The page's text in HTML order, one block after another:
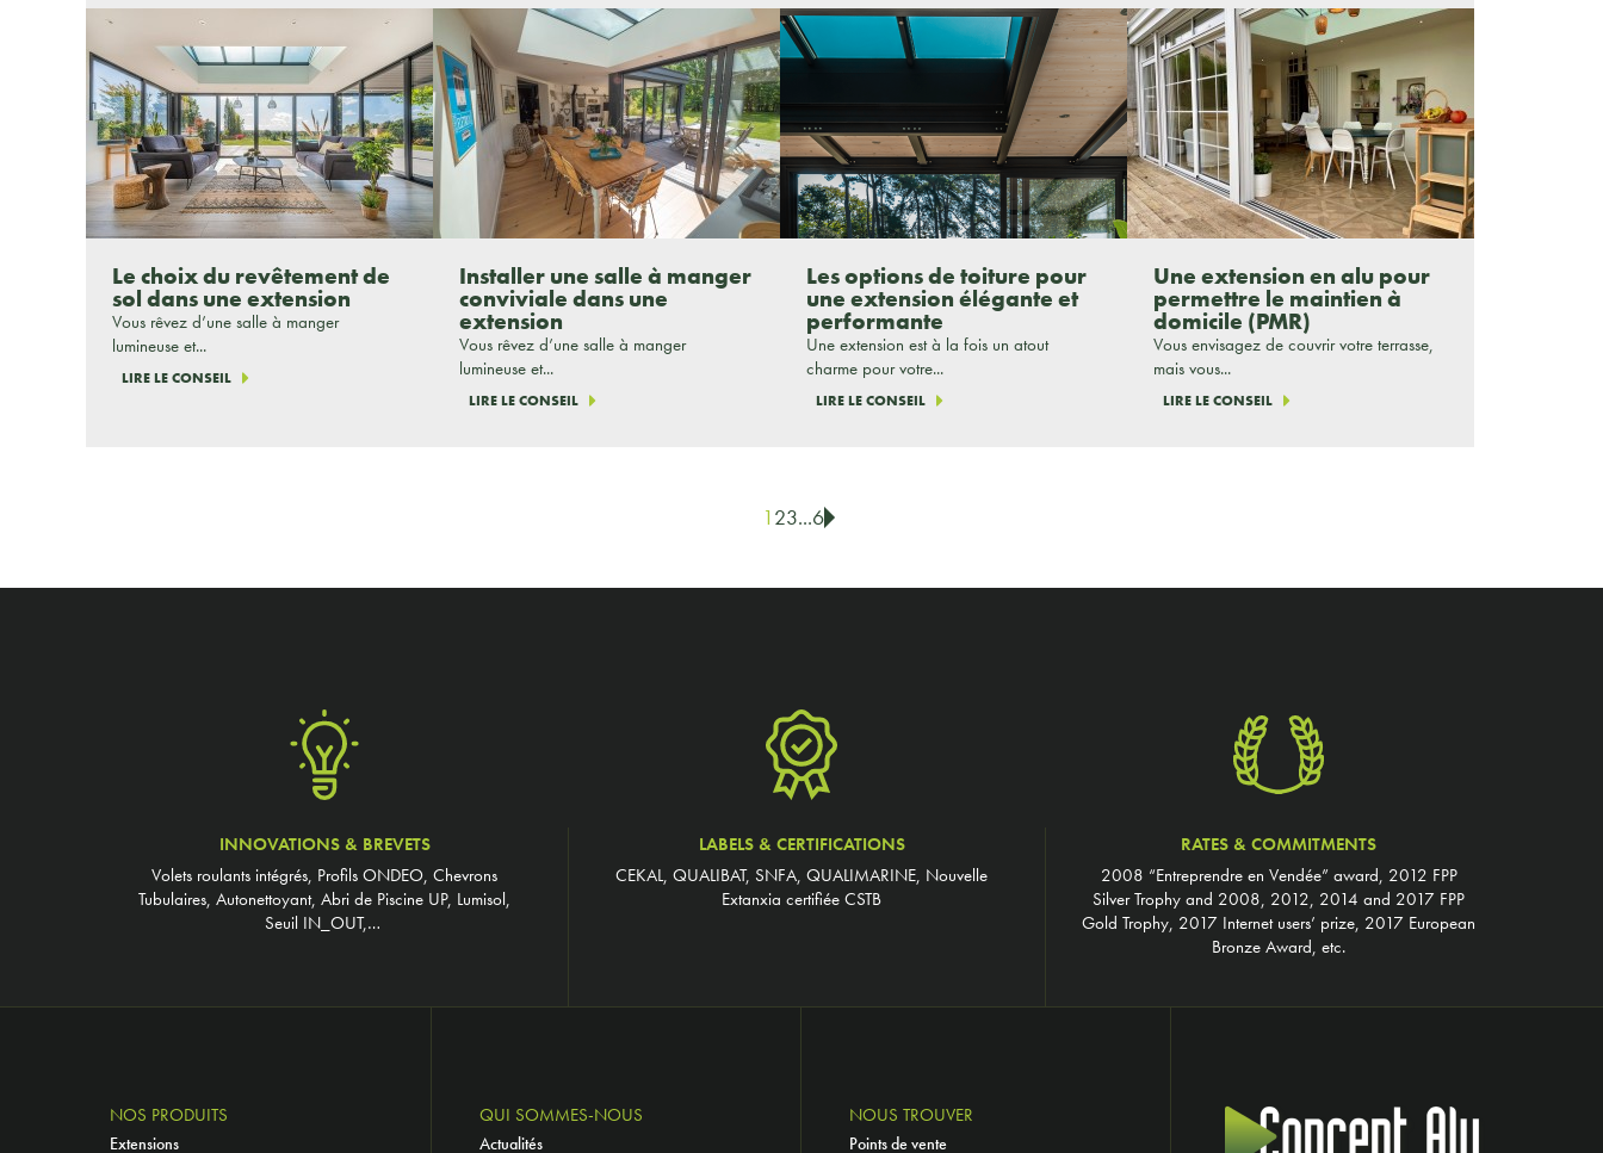
Le choix du revêtement de
sol dans une extension
Vous rêvez d’une salle à manger
lumineuse et...
LIRE LE CONSEIL
Installer une salle à manger
conviviale dans une
extension
Vous rêvez d’une salle à manger
lumineuse et...
LIRE LE CONSEIL
Les options de toiture pour
une extension élégante et
performante
Une extension est à la fois un atout
charme pour votre...
LIRE LE CONSEIL
Une extension en alu pour
permettre le maintien à
domicile (PMR)
Vous envisagez de couvrir votre terrasse,
mais vous...
LIRE LE CONSEIL
123...6
INNOVATIONS & BREVETS
Volets roulants intégrés, Profils ONDEO, Chevrons
Tubulaires, Autonettoyant, Abri de Piscine UP, Lumisol,
Seuil IN_OUT,…
LABELS & CERTIFICATIONS
CEKAL, QUALIBAT, SNFA, QUALIMARINE, Nouvelle
Extanxia certifiée CSTB
RATES & COMMITMENTS
2008 “Entreprendre en Vendée” award, 2012 FPP
Silver Trophy and 2008, 2012, 2014 and 2017 FPP
Gold Trophy, 2017 Internet users’ prize, 2017 European
Bronze Award, etc.
NOS PRODUITS
Extensions
QUI SOMMES-NOUS
Actualités
NOUS TROUVER
Points de vente